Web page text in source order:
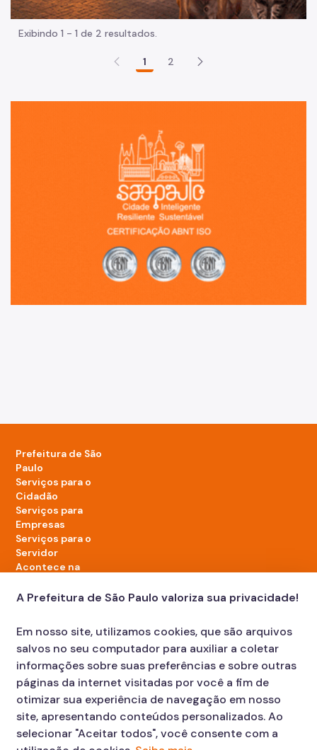
Exibindo 1 - 1 de 2 resultados.
1 2
Prefeitura de São
Paulo
Serviços para o
Cidadão
Serviços para
Empresas
Serviços para o
Servidor
Acontece na
LinkedIn da Prefeitura de São Paulo
TikTok da Prefeitura de São Paulo
YouTube da Prefeitura de São Paulo
X da Prefeitura de São Paulo
Instagram da Prefeitura de São Paulo
Facebook da Prefeitura de São Paulo
Diário Oficial
A Prefeitura de São Paulo valoriza sua privacidade!
Em nosso site, utilizamos cookies, que são arquivos
salvos no seu computador para auxiliar a coletar
informações sobre suas preferências e sobre outras
páginas da internet visitadas por você a fim de
otimizar sua experiência de navegação em nosso
site, apresentando conteúdos personalizados. Ao
selecionar "Aceitar todos", você consente com a